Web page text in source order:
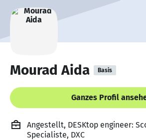
Mourad Aida Basis
Ganzes Profil
Angestellt, DESKtop engineer:
Specialiste, DXC